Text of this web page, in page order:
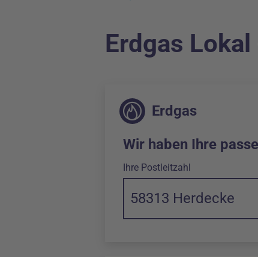
Erdgas
Erdgas
Wir haben Ihre
Ihre Postleitzahl
58313 Herdecke